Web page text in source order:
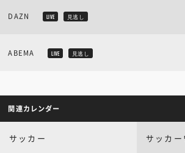
DAZN LIVE 見逃し
ABEMA LIVE 見逃し
関連カレンダー
サッカー サッカ